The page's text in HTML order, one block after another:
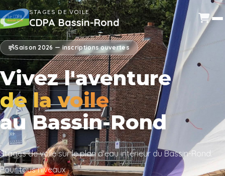
STAGES DE VOILE
CDPA Bassin-Rond
Saison 2026 — inscriptions ouvertes
Vivez l'aventure
de la voile
au Bassin-Rond
Stages de voile sur le plan d'eau intérieur du Bassin-Rond.
Pour tous niveaux